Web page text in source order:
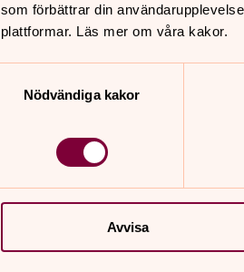
som förbättrar din
plattformar. Läs mer om våra kakor.
Nödvändiga kakor
Avvisa